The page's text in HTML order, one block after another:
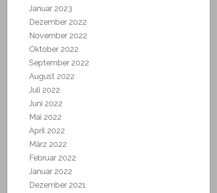
Januar 2023
Dezember 2022
November 2022
Oktober 2022
September 2022
August 2022
Juli 2022
Juni 2022
Mai 2022
April 2022
März 2022
Februar 2022
Januar 2022
Dezember 2021